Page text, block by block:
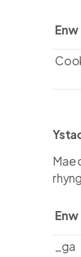
Enw
Mae
Enw
_ga